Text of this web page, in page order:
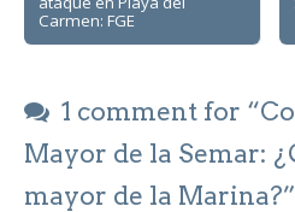
navigation
Carmen: FGE
1 comment for “
Mayor de la Semar:
mayor de la Marina?”